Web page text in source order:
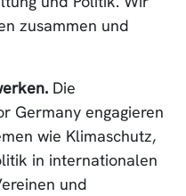
zusammen und
Die
Germany engagieren
wie Klimaschutz,
in internationalen
und